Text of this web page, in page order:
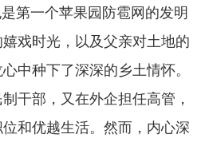
第一个苹果园防雹网的发明
戏时光，以及父亲对土地的
中种下了深深的乡土情怀。
干部，又在外企担任高管，
和优越生活。然而，内心深